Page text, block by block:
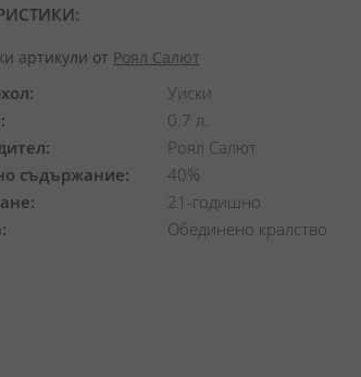
артикули от Роял Салют
Уиски
0.7 л.
Роял Салют
съдържание
40%
21-годишно
Обединено кралство